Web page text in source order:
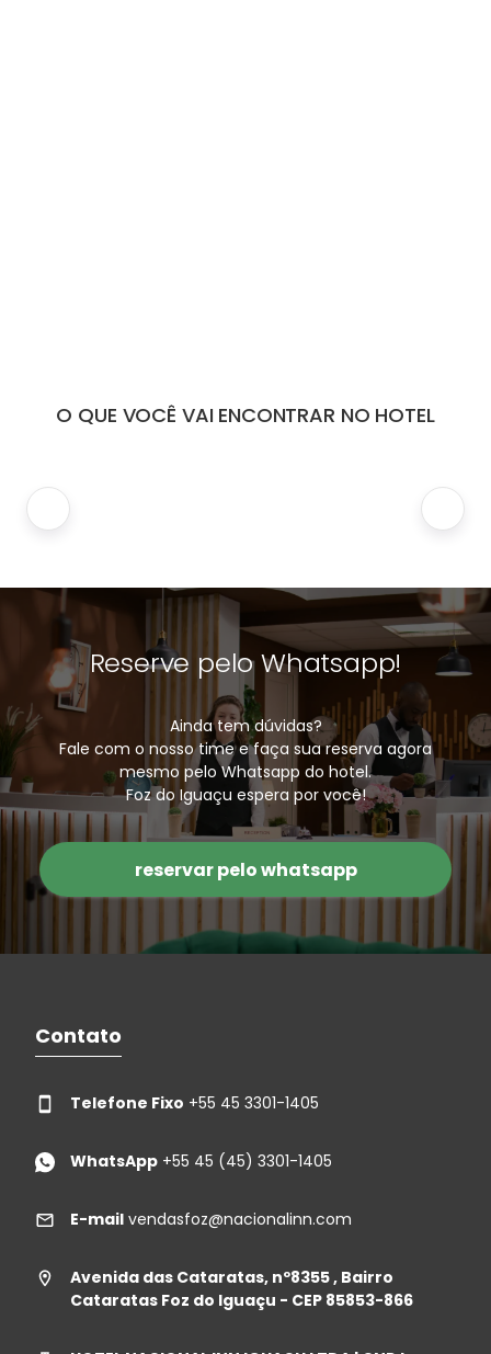
O QUE VOCÊ VAI ENCONTRAR NO HOTEL
Reserve pelo Whatsapp!
Ainda tem dúvidas?
Fale com o nosso time e faça sua reserva agora
mesmo pelo Whatsapp do hotel.
Foz do Iguaçu espera por você!
reservar pelo whatsapp
Contato
Telefone Fixo +55 45 3301-1405
WhatsApp +55 45 (45) 3301-1405
E-mail vendasfoz@nacionalinn.com
Avenida das Cataratas, nº8355 , Bairro
Cataratas Foz do Iguaçu - CEP 85853-866